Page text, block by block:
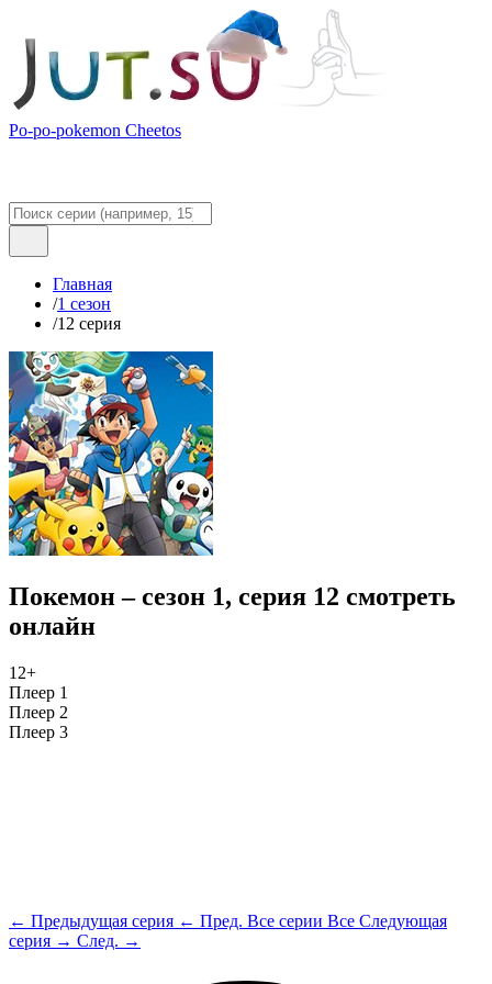
Po-po-pokemon Cheetos
Главная
/1 сезон
/12 серия
Покемон – сезон 1, серия 12 смотреть
онлайн
12+
Плеер 1
Плеер 2
Плеер 3
← Предыдущая серия ← Пред. Все серии Все Следующая
серия → След. →